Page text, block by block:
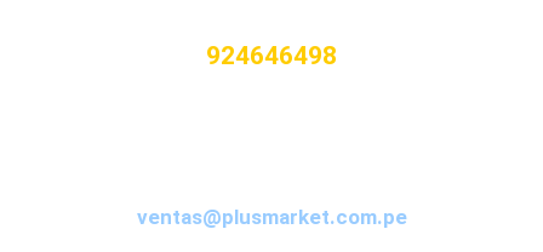
924646498
ventas@plusmarket.com.pe